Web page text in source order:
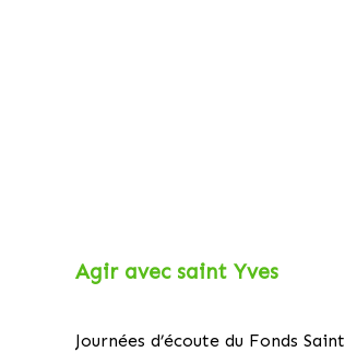
Agir avec saint Yves
Journées d’écoute du Fonds Saint